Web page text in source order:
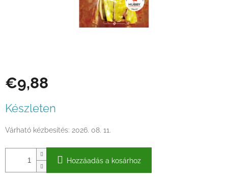
€9,88
Készleten
Várható kézbesítés: 2026. 08. 11.
Hozzáadás a kosárhoz